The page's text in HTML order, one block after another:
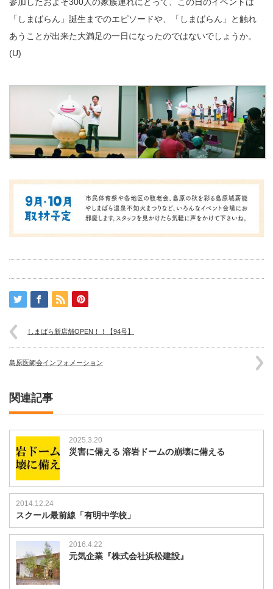
「しまばらん」誕生までのエピソードや、「しまばらん」と触れ
あうことが出来た大満足の一日になったのではないでしょうか。
(U)
しまばら新店舗OPEN！！【94号】
島原医師会インフォメーション
関連記事
2025.3.20
災害に備える 溶岩ドームの崩壊に備える
2014.12.24
スクール最前線「有明中学校」
2016.4.22
元気企業『株式会社浜松建設』